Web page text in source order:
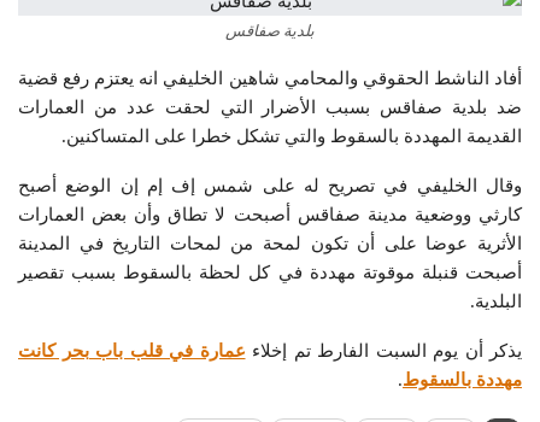
بلدية صفاقس
أفاد الناشط الحقوقي والمحامي شاهين الخليفي انه يعتزم رفع قضية
ضد بلدية صفاقس بسبب الأضرار التي لحقت عدد من العمارات
القديمة المهددة بالسقوط والتي تشكل خطرا على المتساكنين.
وقال الخليفي في تصريح له على شمس إف إم إن الوضع أصبح
كارثي ووضعية مدينة صفاقس أصبحت لا تطاق وأن بعض العمارات
الأثرية عوضا على أن تكون لمحة من لمحات التاريخ في المدينة
أصبحت قنبلة موقوتة مهددة في كل لحظة بالسقوط بسبب تقصير
البلدية.
يذكر أن يوم السبت الفارط تم إخلاء عمارة في قلب باب بحر كانت
مهددة بالسقوط.